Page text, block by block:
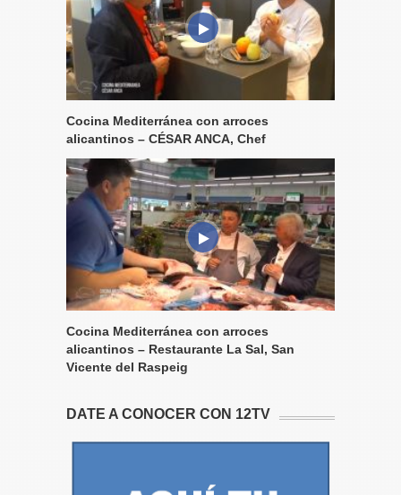
Cocina Mediterránea con arroces
alicantinos – CÉSAR ANCA, Chef
Cocina Mediterránea con arroces
alicantinos – Restaurante La Sal, San
Vicente del Raspeig
DATE A CONOCER CON 12TV